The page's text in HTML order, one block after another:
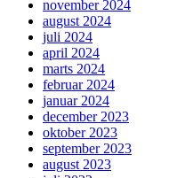
november 2024
august 2024
juli 2024
april 2024
marts 2024
februar 2024
januar 2024
december 2023
oktober 2023
september 2023
august 2023